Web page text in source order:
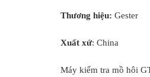
Thương hiệu: Gester
Xuất xứ: China
Máy kiểm tra mồ hôi